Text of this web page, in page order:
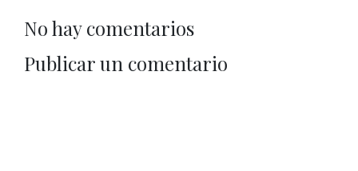
No hay comentarios
Publicar un comentario